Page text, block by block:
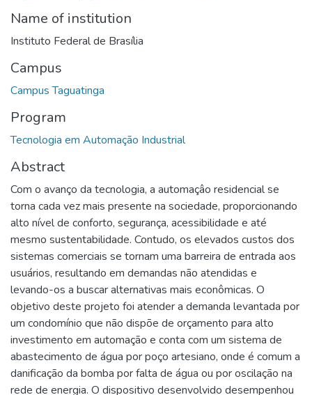
Name of institution
Instituto Federal de Brasília
Campus
Campus Taguatinga
Program
Tecnologia em Automação Industrial
Abstract
Com o avanço da tecnologia, a automaçâo residencial se
torna cada vez mais presente na sociedade, proporcionando
alto nível de conforto, segurança, acessibilidade e até
mesmo sustentabilidade. Contudo, os elevados custos dos
sistemas comerciais se tornam uma barreira de entrada aos
usuários, resultando em demandas não atendidas e
levando-os a buscar alternativas mais econômicas. O
objetivo deste projeto foi atender a demanda levantada por
um condomínio que não dispõe de orçamento para alto
investimento em automação e conta com um sistema de
abastecimento de água por poço artesiano, onde é comum a
danificação da bomba por falta de água ou por oscilação na
rede de energia. O dispositivo desenvolvido desempenhou